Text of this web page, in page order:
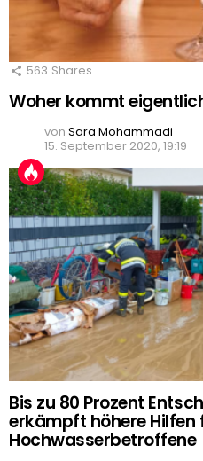
563 Shares
Woher kommt
von Sara Mohammadi
15. September 2020, 19:19
Bis zu 80 Prozent
erkämpft höhere Hilfen
Hochwasserbetroffene